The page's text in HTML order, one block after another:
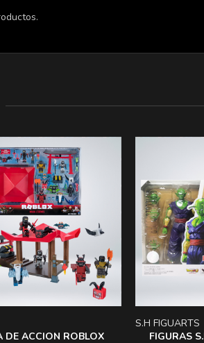
DE ACCION ROBLOX
FIGURAS
S.H FIGUARTS